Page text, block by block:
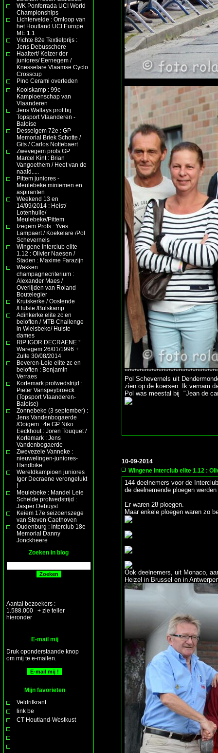
WK Ponferrada UCI World
Championships
Lichtervelde : Omloop van
het Houtland UCI Europe
ME 1.1
Vichte 82e Textielprijs :
Jens Debusschere
Haaltert/ Keizer der
juniores/ Eernegem /
Knesselare Vlaamse Cyclo
Crosscup
Pino Cerami overleden
Koolskamp : 99e
Kampioenschap van
Vlaanderen
Jens Wallays prof bij
Topsport Vlaanderen -
Baloise
Desselgem 72e : GP
Memorial Briek Schotte /
Gits / Carlos Nottebaert
Zwevegem profs GP
Marcel Kint : Brian
Vangoethem / Heet van de
naald.....
Pittem juniores -
Meulebeke miniemen en
aspiranten
Weekend 13 en
14/09/2014 : Heist/
Lotenhulle/
Meulebeke/Pittem
Izegem Profs : Yves
Lampaert / Koekelare /Pol
Schevernels
Wingene Interclub elite
1.12 : Olivier Naesen /
Staden : Maxime Farazijn
Wakken
champagnecriterium :
Alexander Maes /
Overlijden van Roland
Boutelegier
Kruiskerke / Oostende
/Hulste /Bulskamp
Adinkerke elite zc en
beloften / MTB Challenge
in Wielsbeke/ Hulste
dames
RIP IGOR DECRAENE °
Waregem 26/01/1996 +
Zulte 30/08/2014
Beveren-Leie elite zc en
beloften : Benjamin
Verraes
Kortemark profwedstrijd :
Pieter Vanspeybroeck
(Topsport Vlaanderen-
Baloise)
Zonnebeke (3 september) :
Jens Vandenbogaerde
/Ooigem : 4e GP Niko
Eeckhout : Joren Touquet /
Kortemark : Jens
Vandenbogaerde
Zwevezele Vanneke :
nieuwelingen-juniores-
Handbike
Wereldkampioen juniores
Igor Decraene verongelukt
!
Meulebeke : Mandel Leie
Schelde profwedstrijd :
Jasper Debuyst
Keiem 17e seizoenszege
van Steven Caethoven
Oudenburg : Interclub 18e
Memorial Danny
Jonckheere
Zoeken in blog
Aantal bezoekers :
1.588.000 + zie teller
hieronder
E-mail mij
Druk oponderstaande knop
om mij te e-mailen.
Mijn favorieten
Veldritkrant
link be
CT Houtland-Westkust
Pol Schevernels uit
zien op de koersen. Ik vernam
Pol was meestal bij "Jean de
10-09-2014
Wingene Interclub elite 1.12 :
144 deelnemers voor de
de deelnemende ploegen
Er waren 28 ploegen.
Maar enkele ploegen waren zo
Ook deelnemers, uit Monaco,
Heizel in Brussel en in